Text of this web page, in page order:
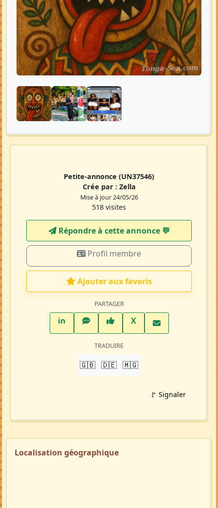
Petite-annonce (UN37546)
Crée par : Zella
Mise à jour 24/05/26
518 visites
Répondre à cette annonce 💬​
Profil membre
Ajouter aux favoris
PARTAGER
inLinkedInWhatsAppFacebook
XTwitter X
TRADUIRE
🇬🇧 🇩🇪 🇲🇬
🚩 Signaler
Localisation géographique